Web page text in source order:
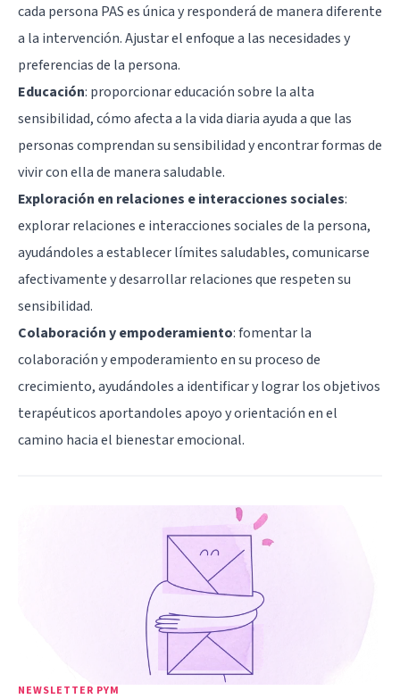
cada persona PAS es única y responderá de manera diferente
a la intervención. Ajustar el enfoque a las necesidades y
preferencias de la persona.
Educación: proporcionar educación sobre la alta
sensibilidad, cómo afecta a la vida diaria ayuda a que las
personas comprendan su sensibilidad y encontrar formas de
vivir con ella de manera saludable.
Exploración en relaciones e interacciones sociales:
explorar relaciones e interacciones sociales de la persona,
ayudándoles a establecer límites saludables, comunicarse
afectivamente y desarrollar relaciones que respeten su
sensibilidad.
Colaboración y empoderamiento: fomentar la
colaboración y empoderamiento en su proceso de
crecimiento, ayudándoles a identificar y lograr los objetivos
terapéuticos aportandoles apoyo y orientación en el
camino hacia el bienestar emocional.
NEWSLETTER PYM